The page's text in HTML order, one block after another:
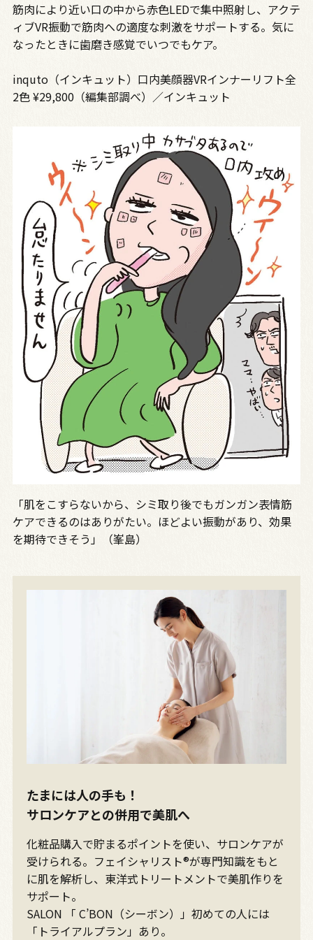
筋肉により近い口の中から赤色LEDで集中照射し、アクテ
ィブVR振動で筋肉への適度な刺激をサポートする。気に
なったときに歯磨き感覚でいつでもケア。
inquto（インキュット）口内美顔器VRインナーリフト全
2色 ¥29,800（編集部調べ）／インキュット
「肌をこすらないから、シミ取り後でもガンガン表情筋
ケアできるのはありがたい。ほどよい振動があり、効果
を期待できそう」（峯島）
たまには人の手も！
サロンケアとの併用で美肌へ
化粧品購入で貯まるポイントを使い、サロンケアが
受けられる。フェイシャリスト®が専門知識をもと
に肌を解析し、東洋式トリートメントで美肌作りを
サポート。
SALON 「 C’BON（シーボン）」初めての人には
「トライアルプラン」あり。